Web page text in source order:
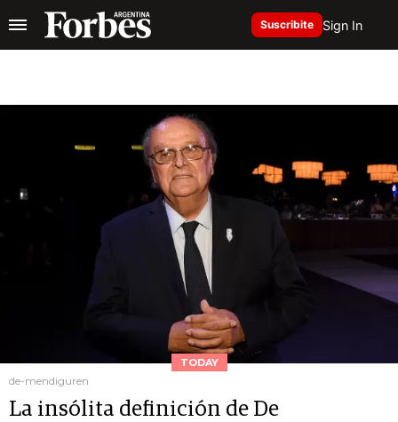
Suscribite Sign In
TODAY
de-mendiguren
La insólita definición de De